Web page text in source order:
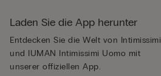
Laden Sie die App herunter
Entdecken Sie die Welt von Intimissimi
und IUMAN Intimissimi Uomo mit
unserer offiziellen App.